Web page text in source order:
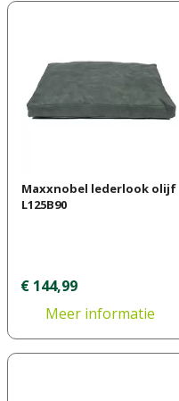
Maxxnobel lederlook olijf
L125B90
€ 144,99
Meer informatie